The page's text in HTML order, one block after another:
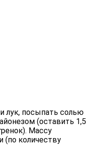
лук, посыпать солью
(оставить 1,5
Массу
(по количеству